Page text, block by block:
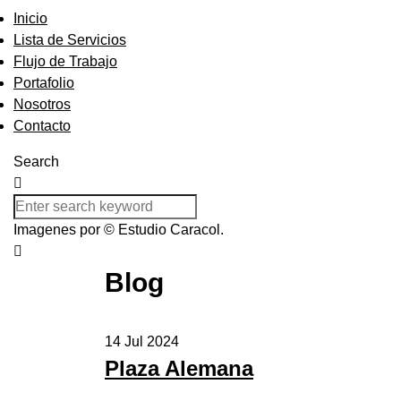
Inicio
Lista de Servicios
Flujo de Trabajo
Portafolio
Nosotros
Contacto
Search
Imagenes por © Estudio Caracol.
Blog
14 Jul 2024
Plaza Alemana